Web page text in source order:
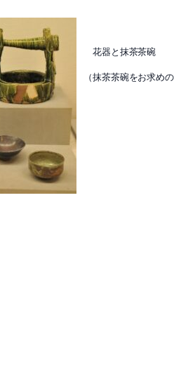
花器と抹茶茶碗
（抹茶茶碗をお求め